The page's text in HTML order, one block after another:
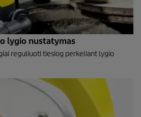
lygio nustatymas
reguliuoti tiesiog perkeliant lygio